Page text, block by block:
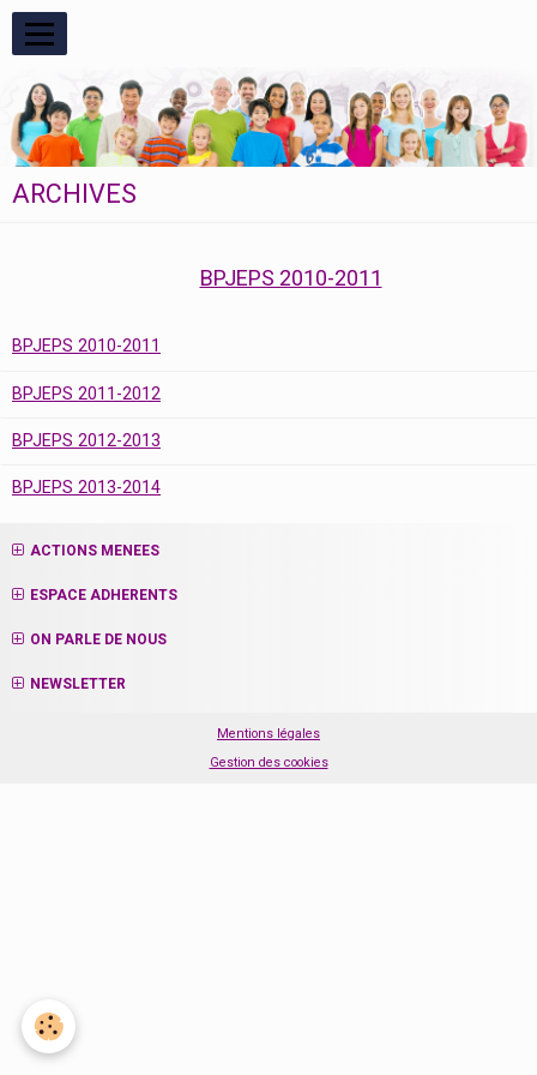
ARCHIVES
BPJEPS 2010-2011
BPJEPS 2010-2011
BPJEPS 2011-2012
BPJEPS 2012-2013
BPJEPS 2013-2014
ACTIONS MENEES
ESPACE ADHERENTS
ON PARLE DE NOUS
NEWSLETTER
Mentions légales
Gestion des cookies